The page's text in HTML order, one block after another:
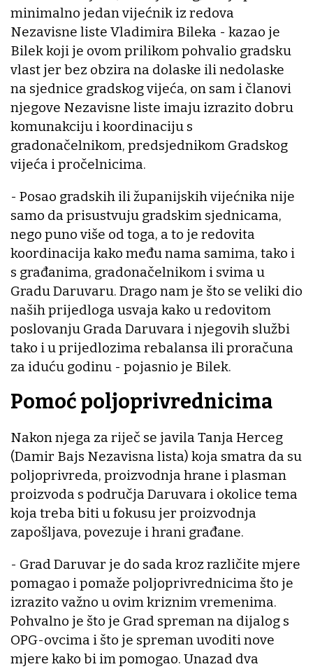
minimalno jedan vijećnik iz redova
Nezavisne liste Vladimira Bileka - kazao je
Bilek koji je ovom prilikom pohvalio gradsku
vlast jer bez obzira na dolaske ili nedolaske
na sjednice gradskog vijeća, on sam i članovi
njegove Nezavisne liste imaju izrazito dobru
komunakciju i koordinaciju s
gradonačelnikom, predsjednikom Gradskog
vijeća i pročelnicima.
- Posao gradskih ili županijskih vijećnika nije
samo da prisustvuju gradskim sjednicama,
nego puno više od toga, a to je redovita
koordinacija kako među nama samima, tako i
s građanima, gradonačelnikom i svima u
Gradu Daruvaru. Drago nam je što se veliki dio
naših prijedloga usvaja kako u redovitom
poslovanju Grada Daruvara i njegovih službi
tako i u prijedlozima rebalansa ili proračuna
za iduću godinu - pojasnio je Bilek.
Pomoć poljoprivrednicima
Nakon njega za riječ se javila Tanja Herceg
(Damir Bajs Nezavisna lista) koja smatra da su
poljoprivreda, proizvodnja hrane i plasman
proizvoda s područja Daruvara i okolice tema
koja treba biti u fokusu jer proizvodnja
zapošljava, povezuje i hrani građane.
- Grad Daruvar je do sada kroz različite mjere
pomagao i pomaže poljoprivrednicima što je
izrazito važno u ovim kriznim vremenima.
Pohvalno je što je Grad spreman na dijalog s
OPG-ovcima i što je spreman uvoditi nove
mjere kako bi im pomogao. Unazad dva